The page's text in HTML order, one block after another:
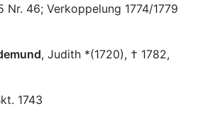
Nr. 46; Verkoppelung 1774/1779
, Judith *(1720), † 1782,
1743